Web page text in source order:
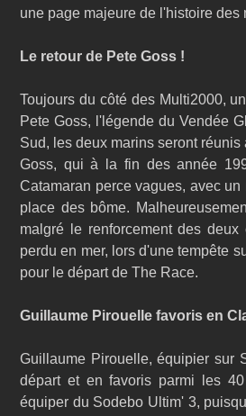
une page majeure de l'histoire
Le retour de Pete Goss !
Toujours du côté des Multi2000,
Pete Goss, l'légende du Vendée
Sud, les deux marins seront
Goss, qui à la fin des année
Catamaran perce vagues, avec
place des bôme.
malgré le renforcement des
perdu en mer, lors d'une tempête
pour le départ de The Race.
Guillaume Pirouelle favoris en
Guillaume Pirouelle, équipier sur
départ et en favoris parmi les
équiper du Sodebo Ultim' 3,